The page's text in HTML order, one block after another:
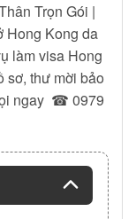
Trọn Gói |
Hong Kong da
làm visa Hong
sơ, thư mời bảo
ngay ☎ 0979